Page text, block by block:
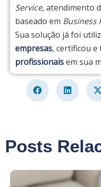
Service, atendimento
baseado em Business
Sua solução já foi
empresas, certificou e
profissionaisem sua
Posts